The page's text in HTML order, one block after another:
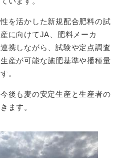
を活かした新規配合肥料の試
に向けてJA、肥料メーカ
携しながら、試験や定点調査
産が可能な施肥基準や播種量
。
後も麦の安定生産と生産者の
ます。